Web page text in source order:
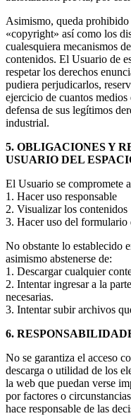
Asimismo, queda
«copyright» así como los
cualesquiera mecanismos
contenidos. El Usuario de
respetar los derechos
pudiera perjudicarlos,
ejercicio de cuantos medios
defensa de sus legítimos
industrial.
5. OBLIGACIONES Y
USUARIO DEL
El Usuario se compromete
1. Hacer uso responsable
2. Visualizar los contenidos
3. Hacer uso del formulario
No obstante lo establecido
asimismo abstenerse de:
1. Descargar cualquier
2. Intentar ingresar a la
necesarias.
3. Intentar subir archivos
6.
No se garantiza el acceso
descarga o utilidad de los
la web que puedan verse
por factores o
hace responsable de las